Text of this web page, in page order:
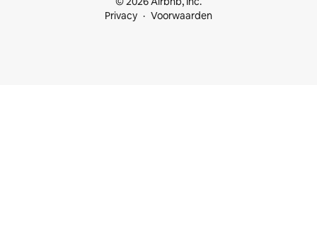
Privacy
Voorwaarden